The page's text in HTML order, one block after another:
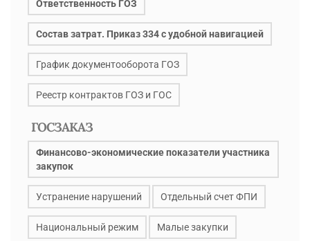
Ответственность ГОЗ
Состав затрат. Приказ 334 с удобной навигацией
График документооборота ГОЗ
Реестр контрактов ГОЗ и ГОС
ГОСЗАКАЗ
Финансово-экономические показатели участника
закупок
Устранение нарушений Отдельный счет ФПИ
Национальный режим Малые закупки